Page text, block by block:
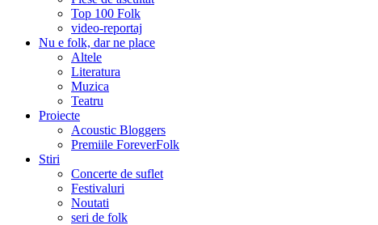
Top 100 Folk
video-reportaj
Nu e folk, dar ne place
Altele
Literatura
Muzica
Teatru
Proiecte
Acoustic Bloggers
Premiile ForeverFolk
Stiri
Concerte de suflet
Festivaluri
Noutati
seri de folk